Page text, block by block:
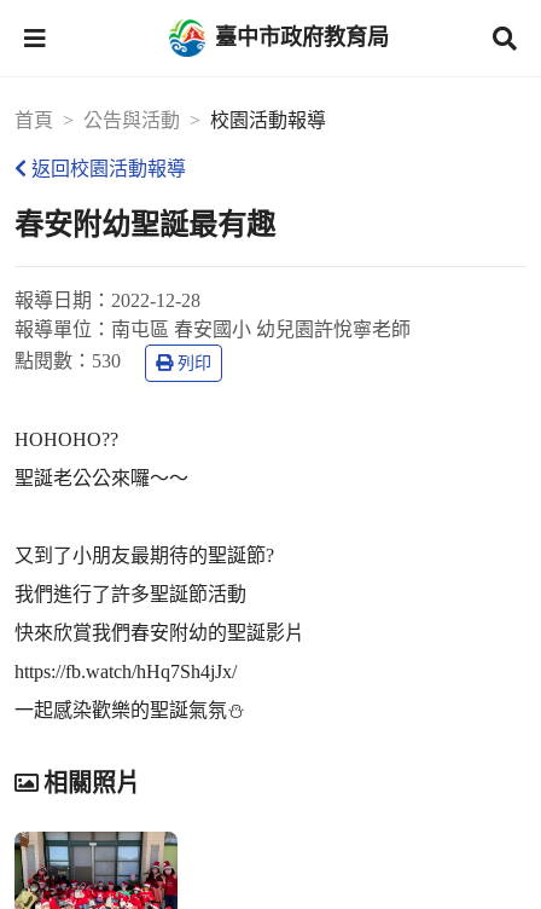
臺中市政府教育局
首頁 公告與活動 校園活動報導
返回校園活動報導
春安附幼聖誕最有趣
報導日期： 2022-12-28
報導單位： 南屯區 春安國小 幼兒園許悅寧老師
點閱數： 530 列印
HOHOHO??
聖誕老公公來囉～～
又到了小朋友最期待的聖誕節?
我們進行了許多聖誕節活動
快來欣賞我們春安附幼的聖誕影片
https://fb.watch/hHq7Sh4jJx/
一起感染歡樂的聖誕氣氛⛄️
相關照片